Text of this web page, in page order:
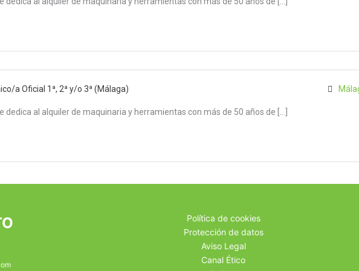
a Oficial 1ª, 2ª y/o 3ª (Málaga)
al alquiler de maquinaria y herramientas con más de 50 años de […]
Política de cookies
Protección de datos
Aviso Legal
Canal Ético